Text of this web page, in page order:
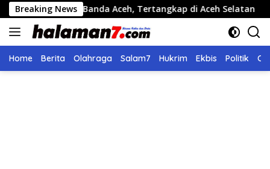
Langsung
ke
konten
Breaking News
Banda Aceh, Tertangkap di Aceh Selatan Pemko
Home Berita Olahraga Salam7 Hukrim Ekbis Politik